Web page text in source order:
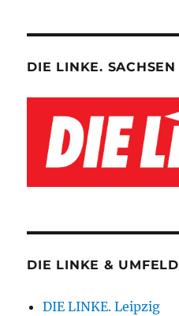
DIE LINKE. SACHSEN
DIE LINKE & UMFELD
DIE LINKE. Leipzig